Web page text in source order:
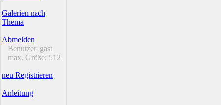
Galerien nach
Thema
Abmelden
Benutzer: gast
max. Größe: 512
neu Registrieren
Anleitung